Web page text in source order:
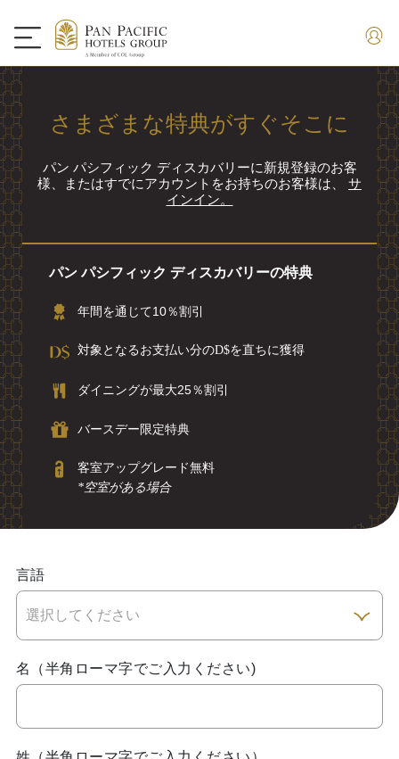
さまざまな特典がすぐそこに
パン パシフィック ディスカバリーに新規登録のお客
様、またはすでにアカウントをお持ちのお客様は、 サ
インイン。
パン パシフィック ディスカバリーの特典
年間を通じて10％割引
対象となるお支払い分のD$を直ちに獲得
ダイニングが最大25％割引
バースデー限定特典
客室アップグレード無料
*空室がある場合
言語
名（半角ローマ字でご入力ください)